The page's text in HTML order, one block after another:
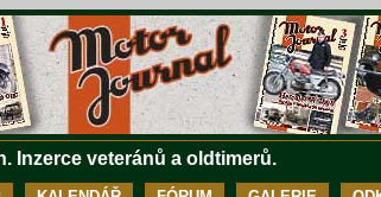
Inzerce veteránů a oldtimerů.